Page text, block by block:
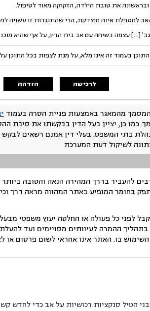
ובראשונה את טובת הילדה, הזקוקה מאוד לטיפול.
למטפלת אינה מוצדקת, הרי שהתנגדות זו עשויה
[...] עצמה בשיחה עם אב בית הדין, על אף שהיא
התוכן בעמוד זה אינו מלא, על מנת לצפות בכל התוכן
לרכישה הזדהה
מהמאגר באמצעות פניית הסרה בעמוד
כמו כן, יציין בעל הדין בבקשתו את סיבת
בתי המשפט. בעלי דין אמנם רשאים
לשיקול דעת המערכת
להעביר בדרך המהירה הנאה והטובה
בחומר המופיע באתר המהווה מראה דרך
לפני כל פעולה או החלטה יעוץ משפטי מבעל
ההמרה לעיוותים מסויימים ועד
בו. האתר אינו אחראי לשום פרסום או
הטיל סנקציות רכושיות על אב כדי לחדש